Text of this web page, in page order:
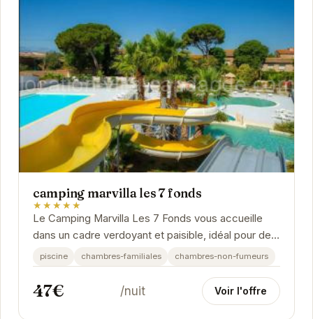
camping marvilla les 7 fonds
★★★★★
Le Camping Marvilla Les 7 Fonds vous accueille
dans un cadre verdoyant et paisible, idéal pour des
vacances relaxantes. Profitez de la piscine, des...
piscine chambres-familiales chambres-non-fumeurs
47€ /nuit Voir l'offre